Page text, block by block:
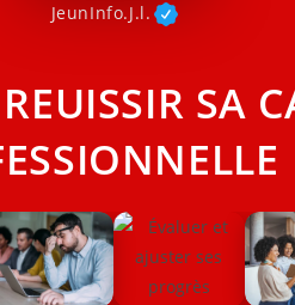
JeunInfo.J.l.
SA